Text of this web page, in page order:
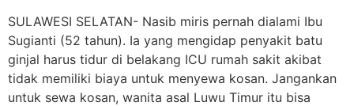
SULAWESI SELATAN- Nasib miris pernah dialami Ibu
Sugianti (52 tahun). Ia yang mengidap penyakit batu
ginjal harus tidur di belakang ICU rumah sakit akibat
tidak memiliki biaya untuk menyewa kosan. Jangankan
untuk sewa kosan, wanita asal Luwu Timur itu bisa